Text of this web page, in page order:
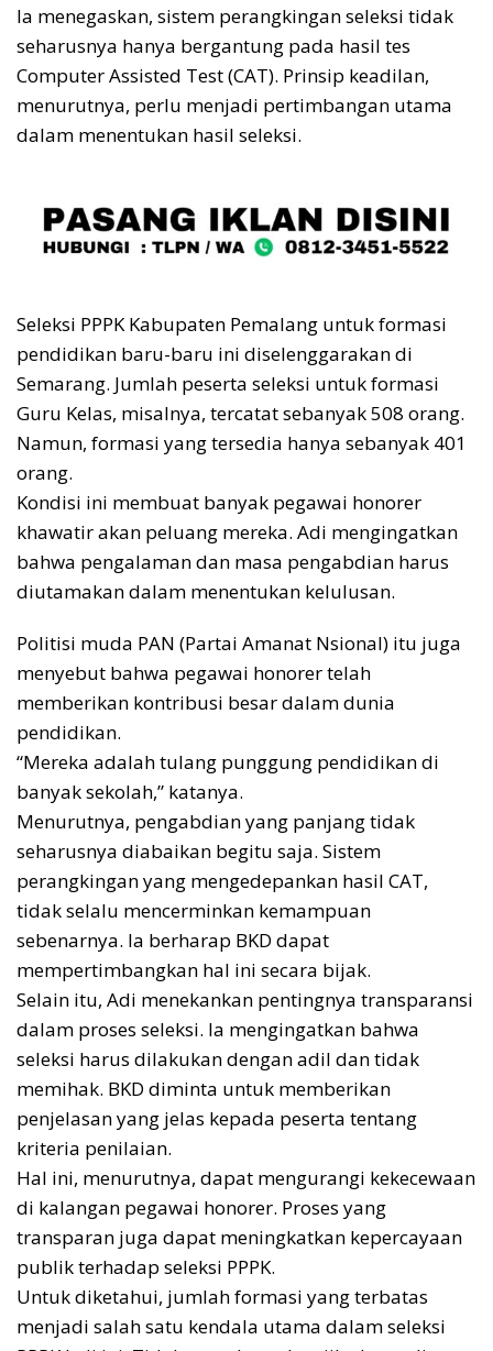
Ia menegaskan, sistem perangkingan seleksi tidak
seharusnya hanya bergantung pada hasil tes
Computer Assisted Test (CAT). Prinsip keadilan,
menurutnya, perlu menjadi pertimbangan utama
dalam menentukan hasil seleksi.
Seleksi PPPK Kabupaten Pemalang untuk formasi
pendidikan baru-baru ini diselenggarakan di
Semarang. Jumlah peserta seleksi untuk formasi
Guru Kelas, misalnya, tercatat sebanyak 508 orang.
Namun, formasi yang tersedia hanya sebanyak 401
orang.
Kondisi ini membuat banyak pegawai honorer
khawatir akan peluang mereka. Adi mengingatkan
bahwa pengalaman dan masa pengabdian harus
diutamakan dalam menentukan kelulusan.
Politisi muda PAN (Partai Amanat Nsional) itu juga
menyebut bahwa pegawai honorer telah
memberikan kontribusi besar dalam dunia
pendidikan.
“Mereka adalah tulang punggung pendidikan di
banyak sekolah,” katanya.
Menurutnya, pengabdian yang panjang tidak
seharusnya diabaikan begitu saja. Sistem
perangkingan yang mengedepankan hasil CAT,
tidak selalu mencerminkan kemampuan
sebenarnya. Ia berharap BKD dapat
mempertimbangkan hal ini secara bijak.
Selain itu, Adi menekankan pentingnya transparansi
dalam proses seleksi. Ia mengingatkan bahwa
seleksi harus dilakukan dengan adil dan tidak
memihak. BKD diminta untuk memberikan
penjelasan yang jelas kepada peserta tentang
kriteria penilaian.
Hal ini, menurutnya, dapat mengurangi kekecewaan
di kalangan pegawai honorer. Proses yang
transparan juga dapat meningkatkan kepercayaan
publik terhadap seleksi PPPK.
Untuk diketahui, jumlah formasi yang terbatas
menjadi salah satu kendala utama dalam seleksi